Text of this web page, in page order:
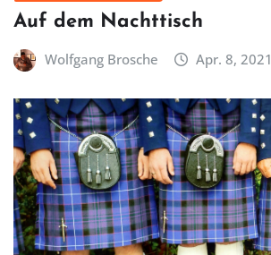
Auf dem Nachttisch
Wolfgang Brosche Apr. 8, 2021